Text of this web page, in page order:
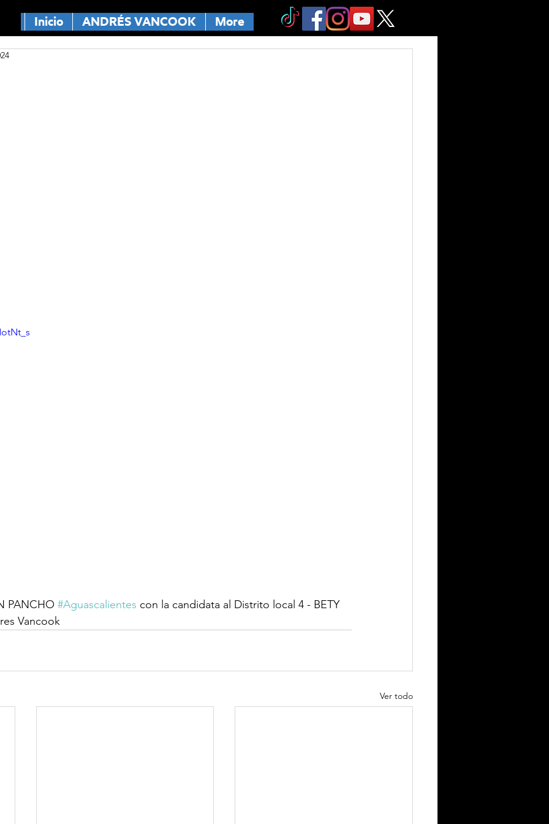
Inicio ANDRÉS VANCOOK More
PANCHO #Aguascalientes con la candidata al Distrito local 4 - BETY
Vancook
Ver todo